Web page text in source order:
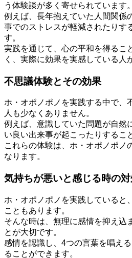
う体験談が多く寄せられています。
例えば、長年抱えていた人間関係
事でのストレスが軽減されたりす
す。
実践を通じて、心の平和を得るこ
く、実際に効果を実感している人
不思議体験とその効果
ホ・オポノポノを実践する中で、
人も少なくありません。
例えば、意識していた問題が自然
い良い出来事が起こったりするこ
これらの体験は、ホ・オポノポノ
なります。
気持ちが悪いと感じる時の
ホ・オポノポノを実践していると
こともあります。
そんな時は、無理に感情を抑え込
とが大切です。
感情を認識し、4つの言葉を唱え
ることができます。